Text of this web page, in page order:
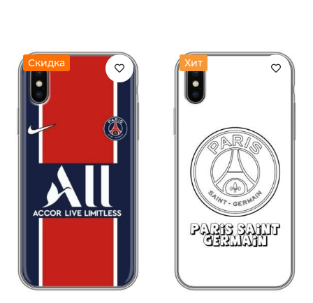
Скидка Хит